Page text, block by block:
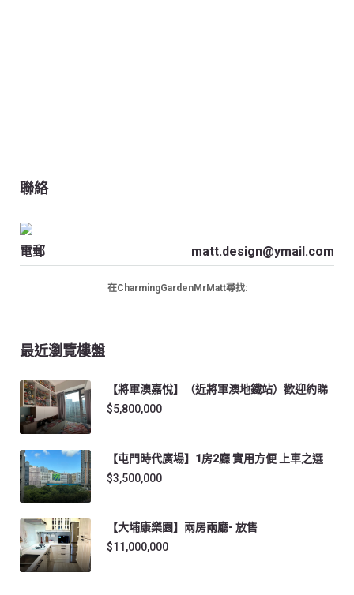
聯絡
電郵 matt.design@ymail.com
在CharmingGardenMrMatt尋找:
最近瀏覽樓盤
【將軍澳嘉悅】（近將軍澳地鐵站）歡迎約睇
$5,800,000
【屯門時代廣場】1房2廳 實用方便 上車之選
$3,500,000
【大埔康樂園】兩房兩廳- 放售
$11,000,000